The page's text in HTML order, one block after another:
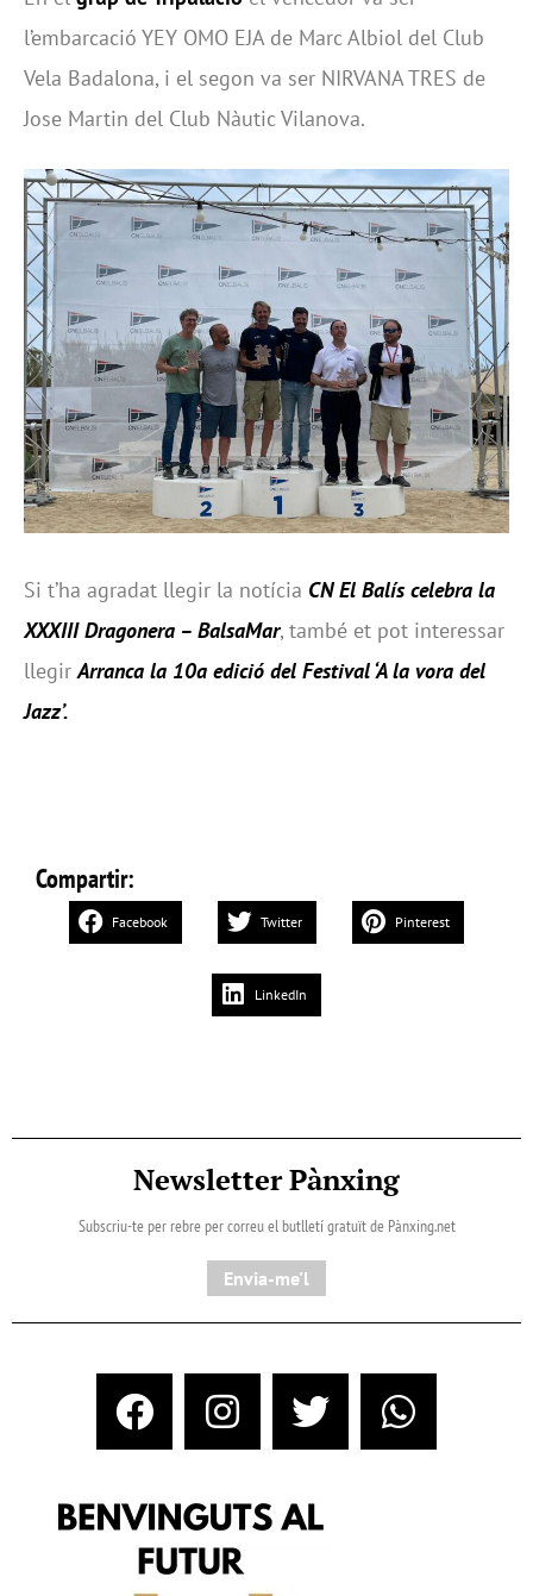
l’embarcació YEY OMO EJA de Marc Albiol del Club
Vela Badalona, i el segon va ser NIRVANA TRES de
Jose Martin del Club Nàutic Vilanova.
Si t’ha agradat llegir la notícia CN El Balís celebra la
XXXIII Dragonera – BalsaMar, també et pot interessar
llegirArranca la 10a edició del Festival ‘A la vora del
Jazz’.
Compartir:
Facebook Twitter Pinterest
LinkedIn
Newsletter Pànxing
Subscriu-te per rebre per correu el butlletí gratuït de Pànxing.net​
Envia-me'l